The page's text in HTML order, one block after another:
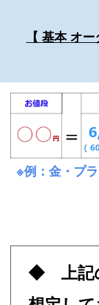
【 基本 オ
※例：金・プ
◆ 上記